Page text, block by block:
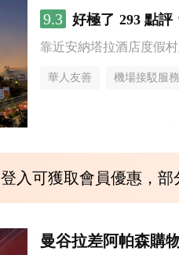
9.3 好極了 293 點評
靠近安納塔拉酒店度假
華人友善 機場接駁服務
登入可獲取會員優惠，
曼谷拉差阿帕森購